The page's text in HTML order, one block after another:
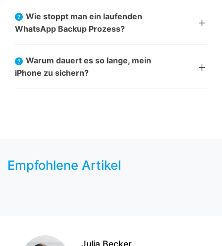
Wie stoppt man ein laufenden
WhatsApp Backup Prozess?
Warum dauert es so lange, mein
iPhone zu sichern?
Empfohlene Artikel